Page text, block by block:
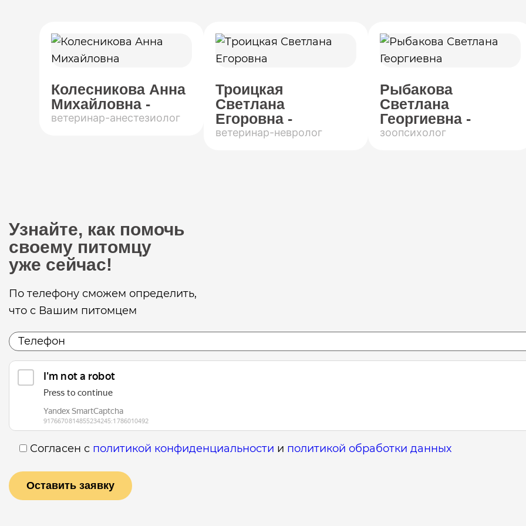
Колесникова Анна
Михайловна -
ветеринар-анестезиолог
Троицкая
Светлана
Егоровна -
ветеринар-невролог
Рыбакова
Светлана
Георгиевна -
зоопсихолог
Узнайте, как помочь
своему питомцу
уже сейчас!
По телефону сможем определить,
что с Вашим питомцем
Согласен с политикой конфиденциальности и политикой обработки данных